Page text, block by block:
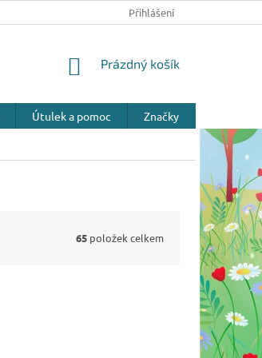
Přihlášení
NÁKUPNÍ
Prázdný košík
Útulek a pomoc
Značky
65 položek celkem